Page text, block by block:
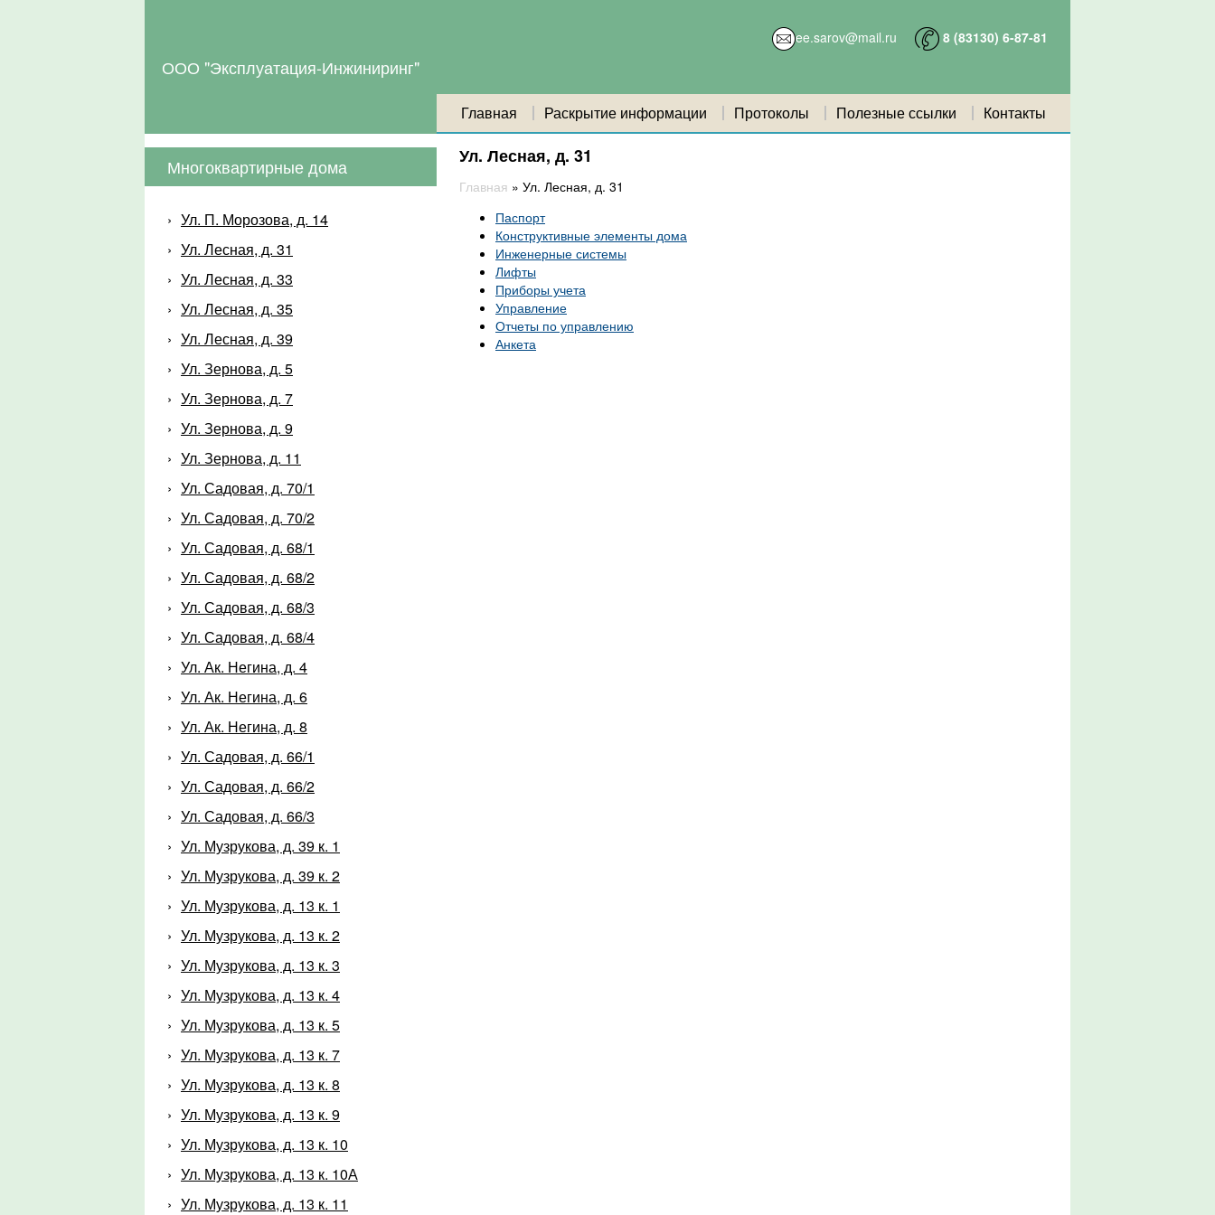
ООО "Эксплуатация-Инжиниринг"
ee.sarov@mail.ru 8 (83130) 6-87-81
Главная Раскрытие информации Протоколы Полезные ссылки Контакты
Многоквартирные дома
Ул. П. Морозова, д. 14
Ул. Лесная, д. 31
Ул. Лесная, д. 33
Ул. Лесная, д. 35
Ул. Лесная, д. 39
Ул. Зернова, д. 5
Ул. Зернова, д. 7
Ул. Зернова, д. 9
Ул. Зернова, д. 11
Ул. Садовая, д. 70/1
Ул. Садовая, д. 70/2
Ул. Садовая, д. 68/1
Ул. Садовая, д. 68/2
Ул. Садовая, д. 68/3
Ул. Садовая, д. 68/4
Ул. Ак. Негина, д. 4
Ул. Ак. Негина, д. 6
Ул. Ак. Негина, д. 8
Ул. Садовая, д. 66/1
Ул. Садовая, д. 66/2
Ул. Садовая, д. 66/3
Ул. Музрукова, д. 39 к. 1
Ул. Музрукова, д. 39 к. 2
Ул. Музрукова, д. 13 к. 1
Ул. Музрукова, д. 13 к. 2
Ул. Музрукова, д. 13 к. 3
Ул. Музрукова, д. 13 к. 4
Ул. Музрукова, д. 13 к. 5
Ул. Музрукова, д. 13 к. 7
Ул. Музрукова, д. 13 к. 8
Ул. Музрукова, д. 13 к. 9
Ул. Музрукова, д. 13 к. 10
Ул. Музрукова, д. 13 к. 10А
Ул. Музрукова, д. 13 к. 11
Ул. Лесная, д. 31
Главная » Ул. Лесная, д. 31
Паспорт
Конструктивные элементы дома
Инженерные системы
Лифты
Приборы учета
Управление
Отчеты по управлению
Анкета